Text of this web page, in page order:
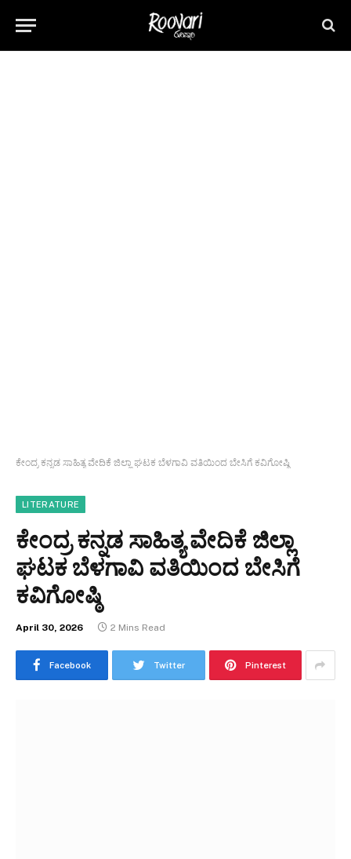
ಕೇಂದ್ರ ಕನ್ನಡ ಸಾಹಿತ್ಯ ವೇದಿಕೆ ಜಿಲ್ಲಾ ಘಟಕ ಬೆಳಗಾವಿ ವತಿಯಿಂದ ಬೇಸಿಗೆ ಕವಿಗೋಷ್ಠಿ
LITERATURE
ಕೇಂದ್ರ ಕನ್ನಡ ಸಾಹಿತ್ಯ ವೇದಿಕೆ ಜಿಲ್ಲಾ
ಘಟಕ ಬೆಳಗಾವಿ ವತಿಯಿಂದ ಬೇಸಿಗೆ
ಕವಿಗೋಷ್ಠಿ
April 30, 2026 2 Mins Read
Facebook Twitter Pinterest